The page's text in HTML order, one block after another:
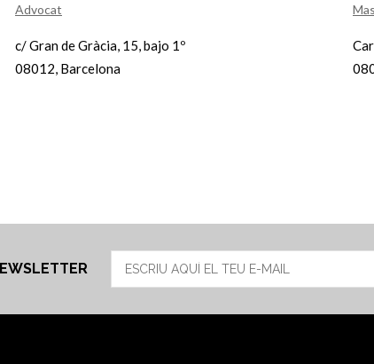
Advocat
c/ Gran de Gràcia, 15, bajo 1º
08012, Barcelona